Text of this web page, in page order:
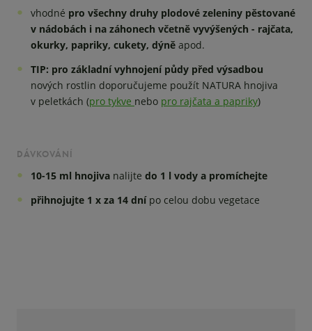
vhodné pro všechny druhy plodové zeleniny pěstované
v nádobách i na záhonech včetně vyvýšených - rajčata,
okurky, papriky, cukety, dýněapod.
TIP: pro základní vyhnojení půdy před výsadbou
nových rostlin doporučujeme použít NATURA hnojiva
v peletkách (pro tykve nebo pro rajčata a papriky)
DÁVKOVÁNÍ
10-15 ml hnojivanalijte do 1 l vody a promíchejte
přihnojujte 1 x za 14 dnípo celou dobu vegetace